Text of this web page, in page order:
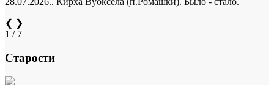
❮ ❯
1 / 7
Старости